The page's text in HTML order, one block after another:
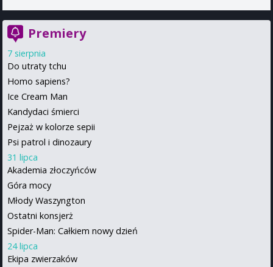
Premiery
7 sierpnia
Do utraty tchu
Homo sapiens?
Ice Cream Man
Kandydaci śmierci
Pejzaż w kolorze sepii
Psi patrol i dinozaury
31 lipca
Akademia złoczyńców
Góra mocy
Młody Waszyngton
Ostatni konsjerż
Spider-Man: Całkiem nowy dzień
24 lipca
Ekipa zwierzaków